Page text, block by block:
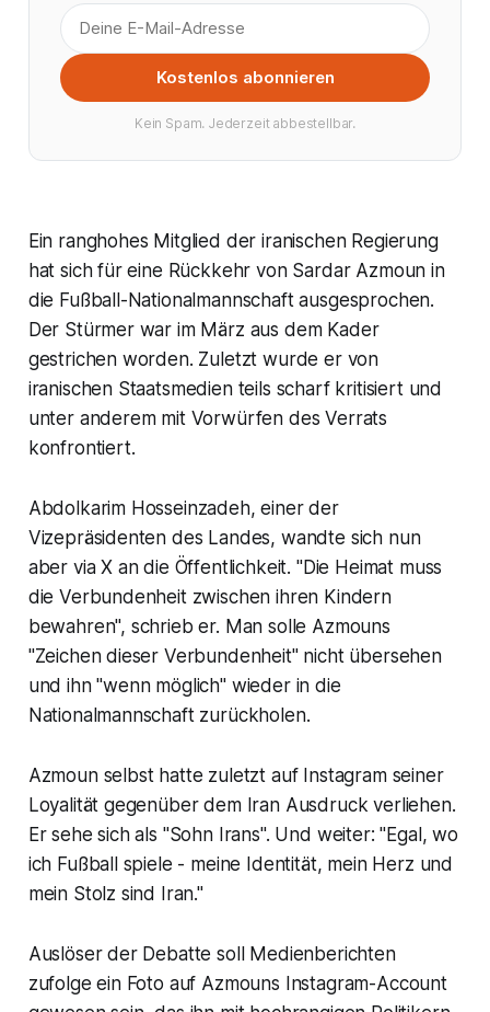
Kostenlos abonnieren
Kein Spam. Jederzeit abbestellbar.
Ein ranghohes Mitglied der iranischen Regierung
hat sich für eine Rückkehr von Sardar Azmoun in
die Fußball-Nationalmannschaft ausgesprochen.
Der Stürmer war im März aus dem Kader
gestrichen worden. Zuletzt wurde er von
iranischen Staatsmedien teils scharf kritisiert und
unter anderem mit Vorwürfen des Verrats
konfrontiert.
Abdolkarim Hosseinzadeh, einer der
Vizepräsidenten des Landes, wandte sich nun
aber via X an die Öffentlichkeit. "Die Heimat muss
die Verbundenheit zwischen ihren Kindern
bewahren", schrieb er. Man solle Azmouns
"Zeichen dieser Verbundenheit" nicht übersehen
und ihn "wenn möglich" wieder in die
Nationalmannschaft zurückholen.
Azmoun selbst hatte zuletzt auf Instagram seiner
Loyalität gegenüber dem Iran Ausdruck verliehen.
Er sehe sich als "Sohn Irans". Und weiter: "Egal, wo
ich Fußball spiele - meine Identität, mein Herz und
mein Stolz sind Iran."
Auslöser der Debatte soll Medienberichten
zufolge ein Foto auf Azmouns Instagram-Account